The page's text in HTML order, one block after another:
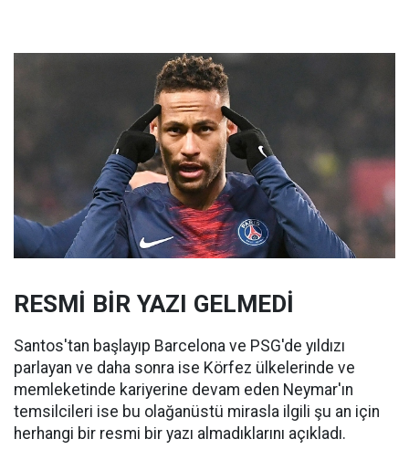
RESMİ BİR YAZI GELMEDİ
Santos'tan başlayıp Barcelona ve PSG'de yıldızı
parlayan ve daha sonra ise Körfez ülkelerinde ve
memleketinde kariyerine devam eden Neymar'ın
temsilcileri ise bu olağanüstü mirasla ilgili şu an için
herhangi bir resmi bir yazı almadıklarını açıkladı.